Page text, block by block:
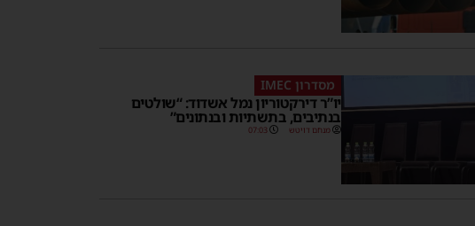
מסדרון IMEC
יו”ר דירקטוריון נמל אשדוד: “שולטים
בנתיבים, בתשתיות ובנתונים”
מנחם דויטש 07:03